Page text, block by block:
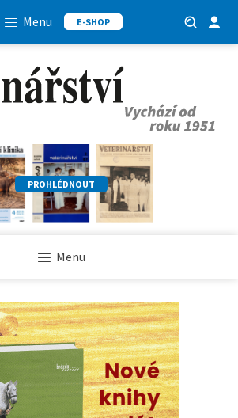
Menu E-SHOP
PROHLÉDNOUT
Menu